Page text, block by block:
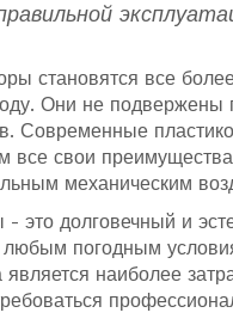
становятся все
Они не подвержены
Современные
все свои
механическим
это долговечный и
любым погодным
является наиболее